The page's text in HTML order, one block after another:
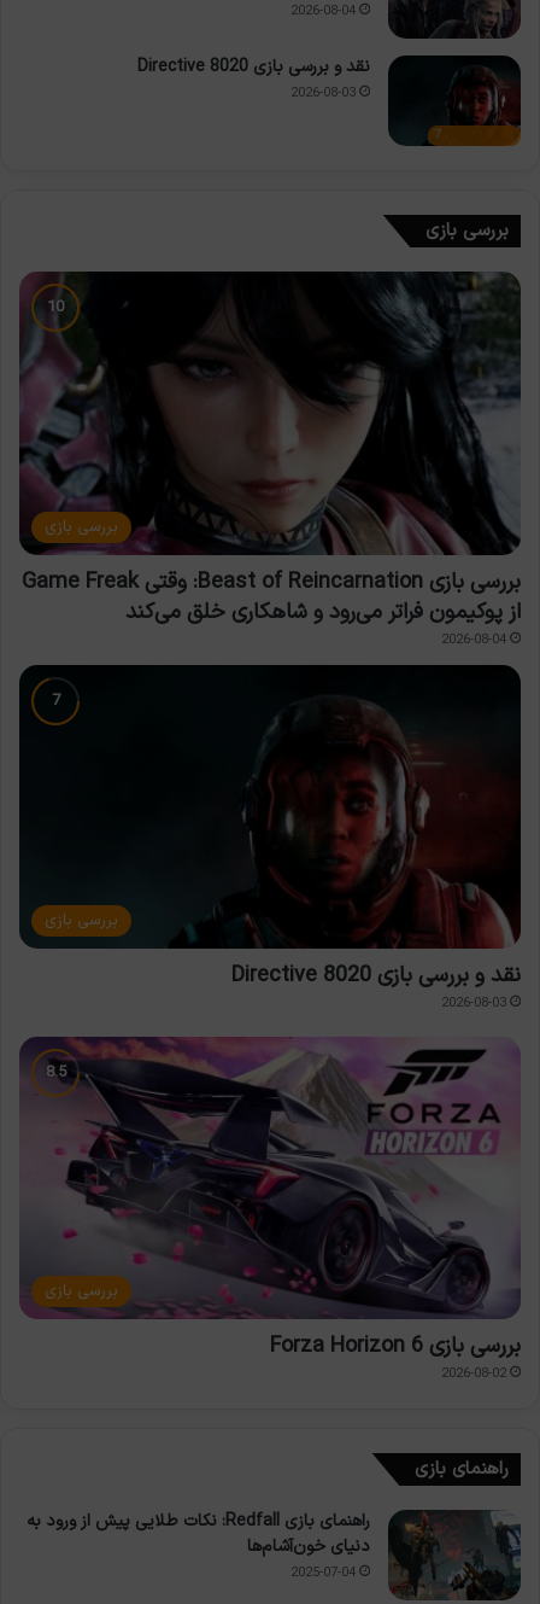
2026-08-04
7
نقد و بررسی بازی Directive 8020
2026-08-03
بررسی بازی
بررسی بازی
بررسی بازی Beast of Reincarnation: وقتی Game Freak
از پوکیمون فراتر می‌رود و شاهکاری خلق می‌کند
2026-08-04
بررسی بازی
نقد و بررسی بازی Directive 8020
2026-08-03
بررسی بازی
بررسی بازی Forza Horizon 6
2026-08-02
راهنمای بازی
راهنمای بازی Redfall: نکات طلایی پیش از ورود به
دنیای خون‌آشام‌ها
2025-07-04